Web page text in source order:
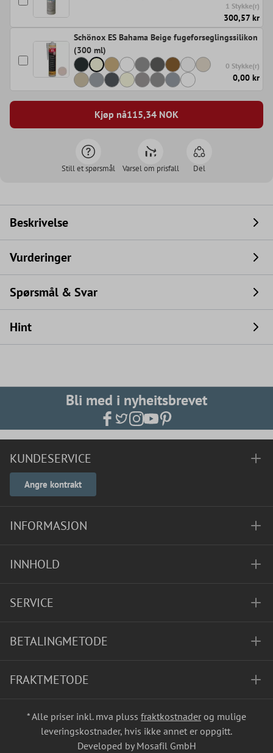
1 Stykke(r)
300,57 kr
Schönox ES Bahama Beige fugeforseglingssilikon
(300 ml)
0 Stykke(r)
0,00 kr
Kjøp nå115,34 NOK
Still et spørsmål Varsel om prisfall Del
Beskrivelse
Vurderinger
Spørsmål & Svar
Hint
Bli med i nyheitsbrevet
KUNDESERVICE
Angre kontrakt
INFORMASJON
INNHOLD
SERVICE
BETALINGMETODE
FRAKTMETODE
* Alle priser inkl. mva pluss fraktkostnader og mulige
leveringskostnader, hvis ikke annet er oppgitt.
Developed by Mosafil GmbH